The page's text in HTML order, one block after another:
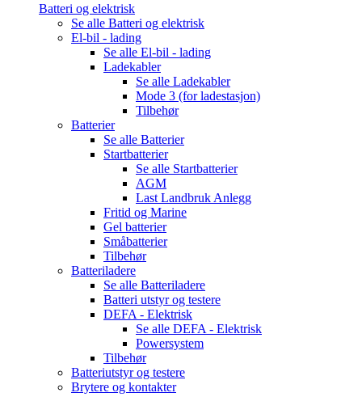
Batteri og elektrisk
Se alle Batteri og elektrisk
El-bil - lading
Se alle El-bil - lading
Ladekabler
Se alle Ladekabler
Mode 3 (for ladestasjon)
Tilbehør
Batterier
Se alle Batterier
Startbatterier
Se alle Startbatterier
AGM
Last Landbruk Anlegg
Fritid og Marine
Gel batterier
Småbatterier
Tilbehør
Batteriladere
Se alle Batteriladere
Batteri utstyr og testere
DEFA - Elektrisk
Se alle DEFA - Elektrisk
Powersystem
Tilbehør
Batteriutstyr og testere
Brytere og kontakter